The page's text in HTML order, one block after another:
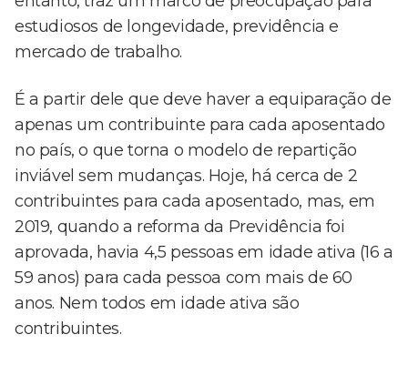
estudiosos de longevidade, previdência e
mercado de trabalho.
É a partir dele que deve haver a equiparação de
apenas um contribuinte para cada aposentado
no país, o que torna o modelo de repartição
inviável sem mudanças. Hoje, há cerca de 2
contribuintes para cada aposentado, mas, em
2019, quando a reforma da Previdência foi
aprovada, havia 4,5 pessoas em idade ativa (16 a
59 anos) para cada pessoa com mais de 60
anos. Nem todos em idade ativa são
contribuintes.